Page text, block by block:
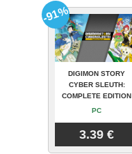
DIGIMON STORY
CYBER SLEUTH:
COMPLETE EDITION
PC
3.39 €
-91%